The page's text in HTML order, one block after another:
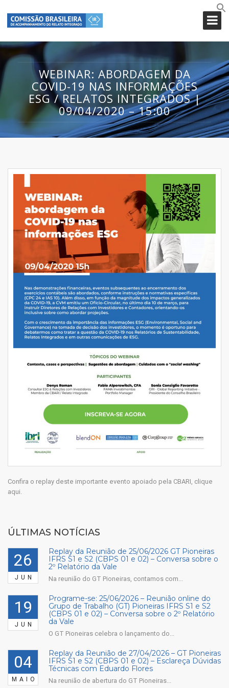
WEBINAR: ABORDAGEM DA
COVID-19 NAS INFORMAÇÕES
ESG / RELATOS INTEGRADOS |
09/04/2020 – 15:00
Confira o replay deste importante evento apoiado pela CBARI, clique
aqui.
ÚLTIMAS NOTÍCIAS
26
JUN
Replay da Reunião de 25/06/2026 GT Pioneiras
IFRS S1 e S2 (CBPS 01 e 02) – Conversa sobre o
2º Relatório da Vale
Na reunião do GT Pioneiras, contamos com...
19
JUN
Programe-se: 25/06/2026 – Reunião online do
Grupo de Trabalho (GT) Pioneiras IFRS S1 e S2
(CBPS 01 e 02) – Conversa sobre o 2º Relatório
da Vale
O GT Pioneiras celebra o lançamento do...
04
MAIO
Replay da Reunião de 27/04/2026 – GT Pioneiras
IFRS S1 e S2 (CBPS 01 e 02) – Esclareça Dúvidas
Técnicas com Eduardo Flores
Na reunião de abertura do GT Pioneiras...